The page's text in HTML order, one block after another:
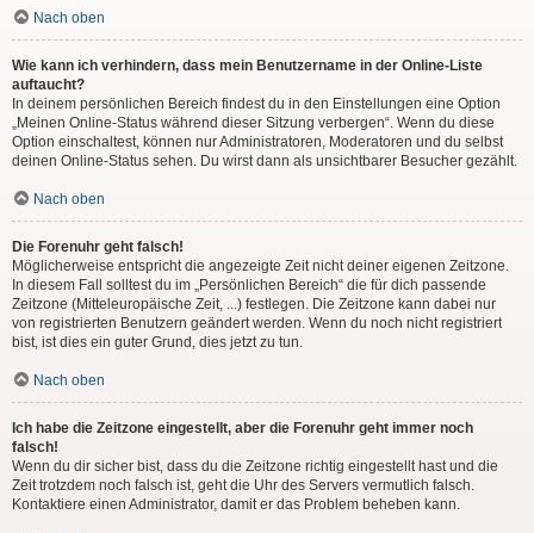
Nach oben
Wie kann ich verhindern, dass mein Benutzername in der Online-Liste
auftaucht?
In deinem persönlichen Bereich findest du in den Einstellungen eine Option
„Meinen Online-Status während dieser Sitzung verbergen“. Wenn du diese
Option einschaltest, können nur Administratoren, Moderatoren und du selbst
deinen Online-Status sehen. Du wirst dann als unsichtbarer Besucher gezählt.
Nach oben
Die Forenuhr geht falsch!
Möglicherweise entspricht die angezeigte Zeit nicht deiner eigenen Zeitzone.
In diesem Fall solltest du im „Persönlichen Bereich“ die für dich passende
Zeitzone (Mitteleuropäische Zeit, ...) festlegen. Die Zeitzone kann dabei nur
von registrierten Benutzern geändert werden. Wenn du noch nicht registriert
bist, ist dies ein guter Grund, dies jetzt zu tun.
Nach oben
Ich habe die Zeitzone eingestellt, aber die Forenuhr geht immer noch
falsch!
Wenn du dir sicher bist, dass du die Zeitzone richtig eingestellt hast und die
Zeit trotzdem noch falsch ist, geht die Uhr des Servers vermutlich falsch.
Kontaktiere einen Administrator, damit er das Problem beheben kann.